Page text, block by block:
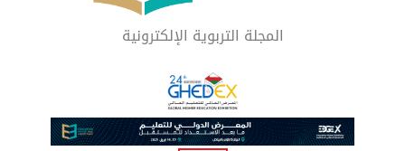
المجلة التربوية الإلكترونية